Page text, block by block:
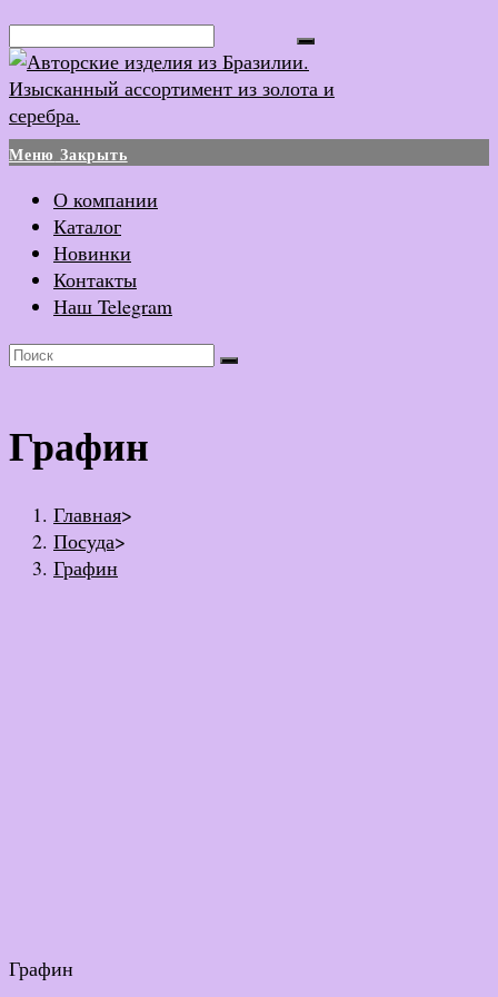
Перейти
к
содержимому
Меню Закрыть
О компании
Каталог
Новинки
Контакты
Наш Telegram
Графин
Главная>
Посуда>
Графин
Графин